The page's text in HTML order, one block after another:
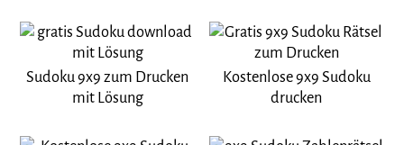
Sudoku 9x9 zum Drucken
mit Lösung
Kostenlose 9x9 Sudoku
drucken